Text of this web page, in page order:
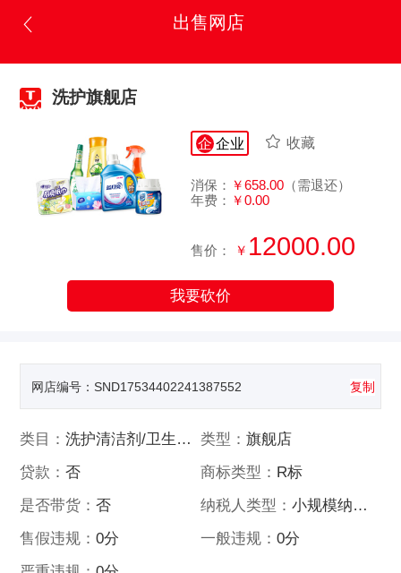
出售网店
洗护旗舰店
企 企业 收藏
消保： ￥658.00 （需退还）
年费： ￥0.00
售价： ￥ 12000.00
我要砍价
网店编号：SND17534402241387552 复制
类目：洗护清洁剂/卫生巾/纸/香薰 类型： 旗舰店
贷款：否 商标类型： R标
是否带货：否 纳税人类型： 小规模纳税人
售假违规：0分 一般违规： 0分